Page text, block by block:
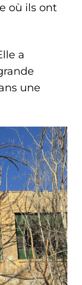
où ils ont
a
une